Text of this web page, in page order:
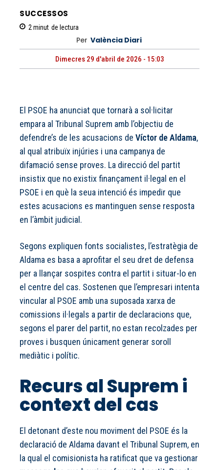
SUCCESSOS
2 minut de lectura
Per València Diari
Dimecres 29 d'abril de 2026 - 15:03
El PSOE ha anunciat que tornarà a sol·licitar
empara al Tribunal Suprem amb l’objectiu de
defendre’s de les acusacions de Víctor de Aldama,
al qual atribuïx injúries i una campanya de
difamació sense proves. La direcció del partit
insistix que no existix finançament il·legal en el
PSOE i en què la seua intenció és impedir que
estes acusacions es mantinguen sense resposta
en l’àmbit judicial.
Segons expliquen fonts socialistes, l’estratègia de
Aldama es basa a aprofitar el seu dret de defensa
per a llançar sospites contra el partit i situar-lo en
el centre del cas. Sostenen que l’empresari intenta
vincular al PSOE amb una suposada xarxa de
comissions il·legals a partir de declaracions que,
segons el parer del partit, no estan recolzades per
proves i busquen únicament generar soroll
mediàtic i polític.
Recurs al Suprem i
context del cas
El detonant d’este nou moviment del PSOE és la
declaració de Aldama davant el Tribunal Suprem, en
la qual el comisionista ha ratificat que va gestionar